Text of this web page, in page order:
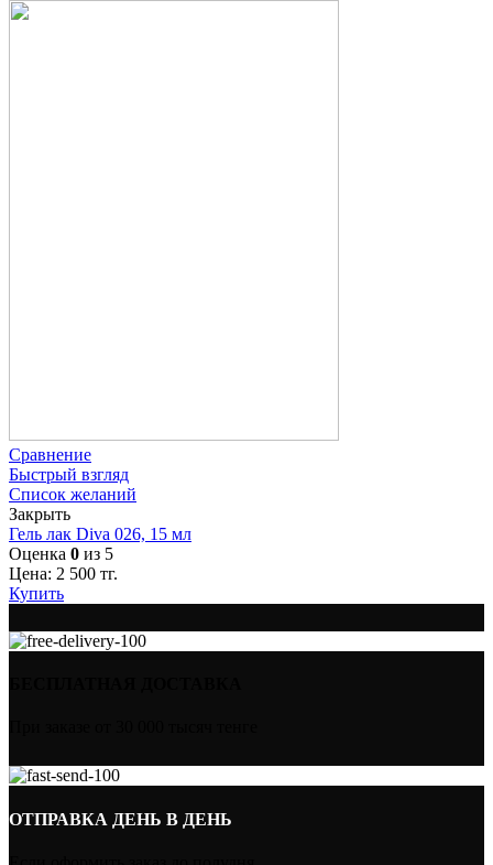
Сравнение
Быстрый взгляд
Список желаний
Закрыть
Гель лак Diva 026, 15 мл
Оценка 0 из 5
Цена: 2 500 тг.
Купить
ОТПРАВКА ДЕНЬ В ДЕНЬ